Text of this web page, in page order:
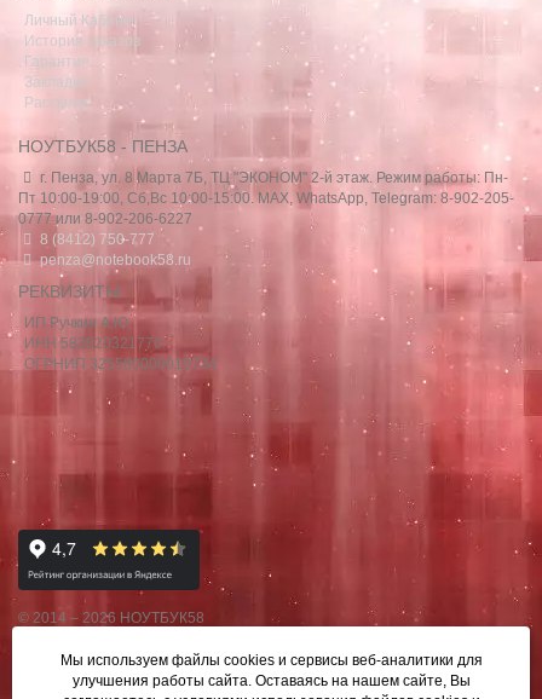
Личный Кабинет
История заказов
Гарантия
Закладки
Рассылка
НОУТБУК58 - ПЕНЗА
г. Пенза, ул. 8 Марта 7Б, ТЦ "ЭКОНОМ" 2-й этаж. Режим работы: Пн-
Пт 10:00-19:00, Сб,Вс 10:00-15:00. MAX, WhatsApp, Telegram: 8-902-205-
0777 или 8-902-206-6227
8 (8412) 750-777
penza@notebook58.ru
РЕКВИЗИТЫ
ИП Ручкин А.Ю.
ИНН 583520321770
ОГРНИП 325580000019734
© 2014 – 2026 НОУТБУК58
Данный сайт носит исключительно информационный характер,
материалы и цены на сайте не являются публичной офертой,
определяемой Ст.437 ГК РФ.
Мы используем файлы cookies и сервисы веб-аналитики для
улучшения работы сайта. Оставаясь на нашем сайте, Вы